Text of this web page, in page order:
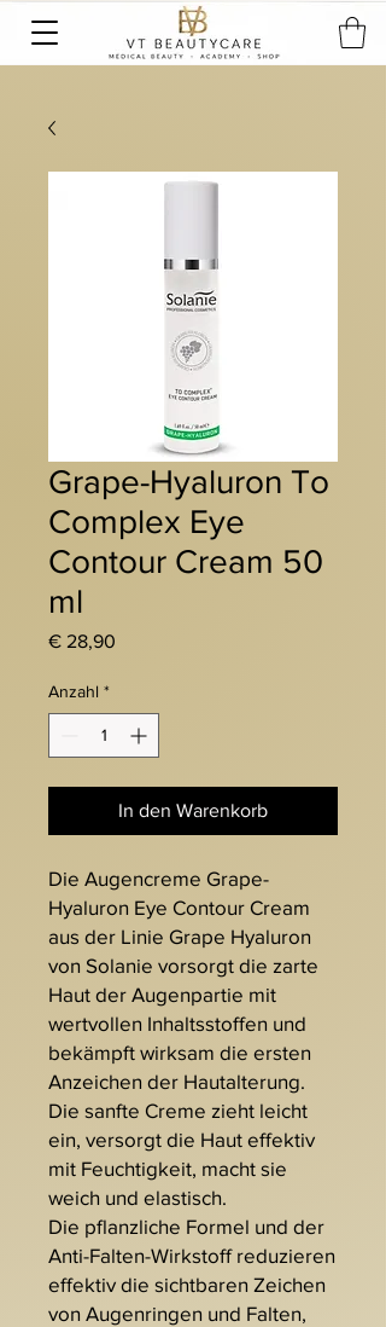
Grape-Hyaluron To
Complex Eye
Contour Cream 50
ml
€ 28,90
Anzahl *
In den Warenkorb
Die Augencreme Grape-
Hyaluron Eye Contour Cream
aus der Linie Grape Hyaluron
von Solanie vorsorgt die zarte
Haut der Augenpartie mit
wertvollen Inhaltsstoffen und
bekämpft wirksam die ersten
Anzeichen der Hautalterung.
Die sanfte Creme zieht leicht
ein, versorgt die Haut effektiv
mit Feuchtigkeit, macht sie
weich und elastisch.
Die pflanzliche Formel und der
Anti-Falten-Wirkstoff reduzieren
effektiv die sichtbaren Zeichen
von Augenringen und Falten,